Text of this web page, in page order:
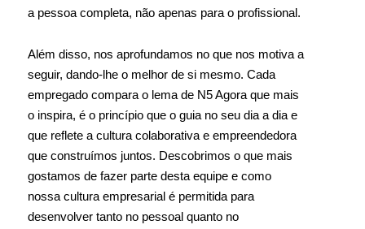
a pessoa completa, não apenas para o profissional.
Além disso, nos aprofundamos no que nos motiva a
seguir, dando-lhe o melhor de si mesmo. Cada
empregado compara o lema de N5 Agora que mais
o inspira, é o princípio que o guia no seu dia a dia e
que reflete a cultura colaborativa e empreendedora
que construímos juntos. Descobrimos o que mais
gostamos de fazer parte desta equipe e como
nossa cultura empresarial é permitida para
desenvolver tanto no pessoal quanto no